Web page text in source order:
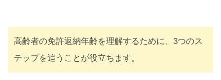
高齢者の免許返納年齢を理解するために、3つのス
テップを追うことが役立ちます。